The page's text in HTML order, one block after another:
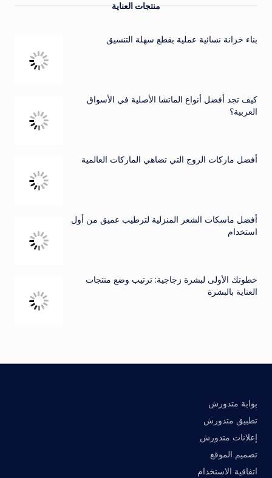
منتجات العناية
بناء خزانة نسائية عملية بقطع سهلة التنسيق
كيف تجد أفضل أنواع الماتشا الأصلية في الأسواق
العربية؟
أفضل ماركات الروج التي تضاهي الماركات العالمية
أفضل ماسكات الشعر المنزلية لترطيب عميق من أول
استخدام
خطوتك الأولى لبشرة زجاجية: ترتيب وضع منتجات
العناية بالبشرة
بوابة متدورش
تطبيق متدورش
إعلانات متدورش
تصميم الموقع
اتفاقية الاستخدام